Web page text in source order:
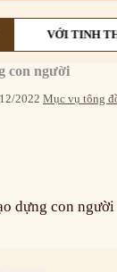
VỚI TINH
con người
2022 Mục vụ tông
dựng con